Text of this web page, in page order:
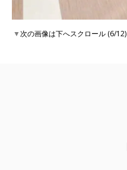
▼次の画像は下へスクロール (6/12)